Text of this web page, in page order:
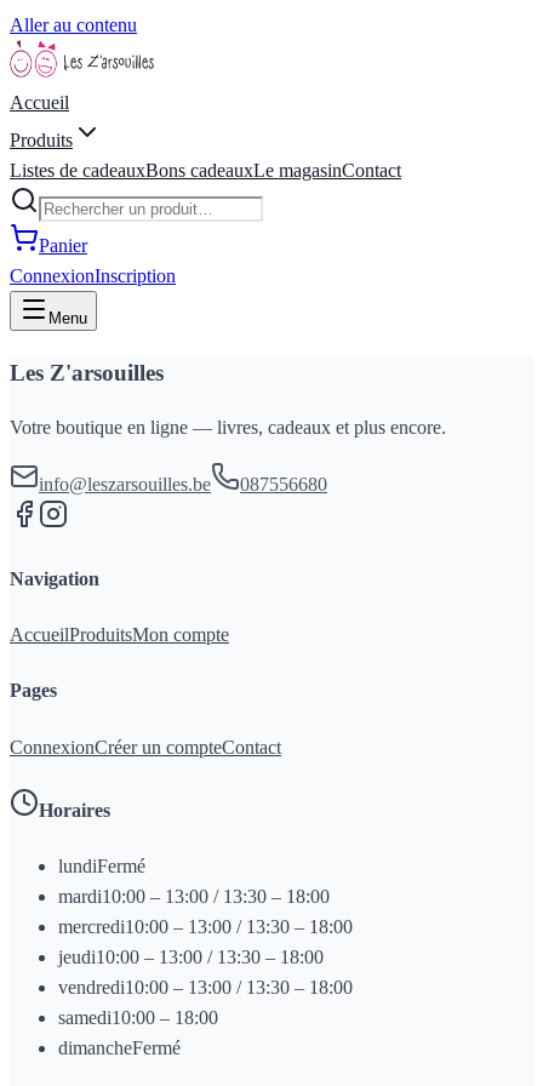
Aller au contenu
Accueil
Produits
Listes de cadeauxBons cadeauxLe magasinContact
Panier
ConnexionInscription
Menu
Les Z'arsouilles
Votre boutique en ligne — livres, cadeaux et plus encore.
info@leszarsouilles.be 087556680
Navigation
AccueilProduitsMon compte
Pages
ConnexionCréer un compteContact
Horaires
lundiFermé
mardi10:00 – 13:00 / 13:30 – 18:00
mercredi10:00 – 13:00 / 13:30 – 18:00
jeudi10:00 – 13:00 / 13:30 – 18:00
vendredi10:00 – 13:00 / 13:30 – 18:00
samedi10:00 – 18:00
dimancheFermé